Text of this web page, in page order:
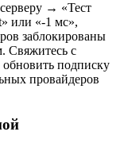
→ «Тест
или «-1 мс»,
заблокированы
Свяжитесь с
подписку
провайдеров